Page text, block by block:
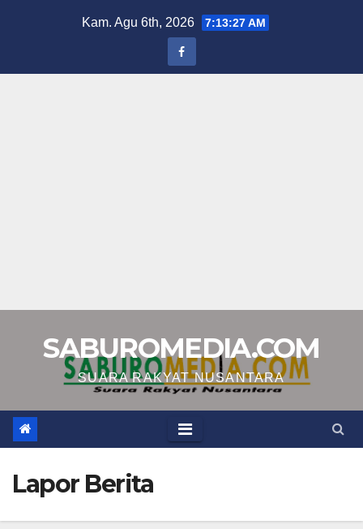
Kam. Agu 6th, 2026 7:13:28 AM
SABUROMEDIA.COM
SUARA RAKYAT NUSANTARA
Lapor Berita